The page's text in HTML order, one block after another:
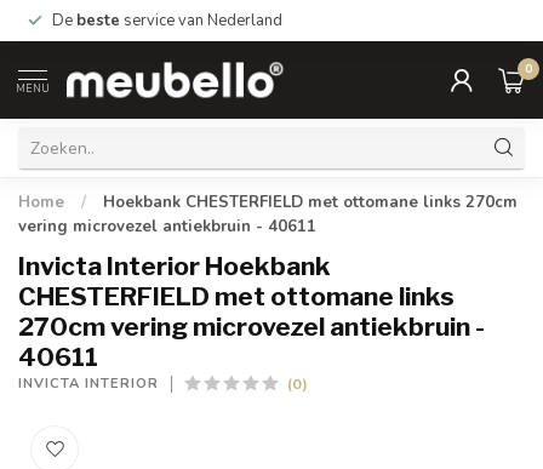
De beste service van Nederland
MENU
0
Home /
Hoekbank CHESTERFIELD met ottomane links 270cm
vering microvezel antiekbruin - 40611
Invicta Interior Hoekbank
CHESTERFIELD met ottomane links
270cm vering microvezel antiekbruin -
40611
INVICTA INTERIOR (0)